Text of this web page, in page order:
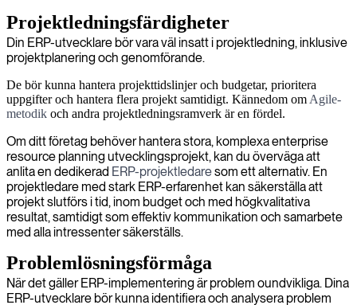
Projektledningsfärdigheter
Din ERP-utvecklare bör vara väl insatt i projektledning, inklusive
projektplanering och genomförande.
De bör kunna hantera projekttidslinjer och budgetar, prioritera
uppgifter och hantera flera projekt samtidigt. Kännedom om Agile-
metodik och andra projektledningsramverk är en fördel.
Om ditt företag behöver hantera stora, komplexa enterprise
resource planning utvecklingsprojekt, kan du överväga att
anlita en dedikerad ERP-projektledaresom ett alternativ. En
projektledare med stark ERP-erfarenhet kan säkerställa att
projekt slutförs i tid, inom budget och med högkvalitativa
resultat, samtidigt som effektiv kommunikation och samarbete
med alla intressenter säkerställs.
Problemlösningsförmåga
När det gäller ERP-implementering är problem oundvikliga. Dina
ERP-utvecklare bör kunna identifiera och analysera problem